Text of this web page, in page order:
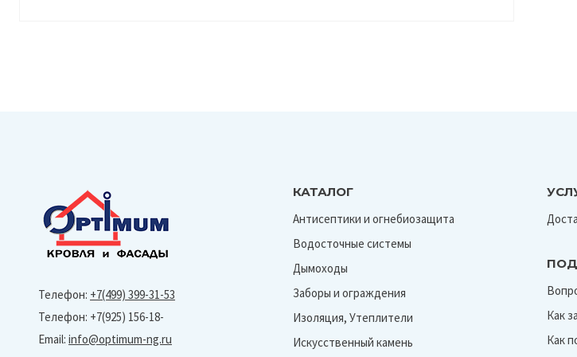
Телефон: +7(499) 399-31-53
Телефон: +7(925) 156-18-
Email: info@optimum-ng.ru
КАТАЛОГ
Антисептики и огнебиозащита
Водосточные системы
Дымоходы
Заборы и ограждения
Изоляция, Утеплители
Искусственный камень
Как
Как